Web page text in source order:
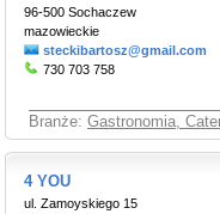
96-500 Sochaczew
mazowieckie
steckibartosz@gmail.com
730 703 758
Branże: Gastronomia,
4 YOU
ul. Zamoyskiego 15